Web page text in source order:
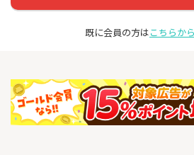
既に会員の方はこちらか